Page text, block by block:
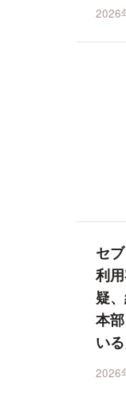
2026
セ
利
疑
本
いる
2026